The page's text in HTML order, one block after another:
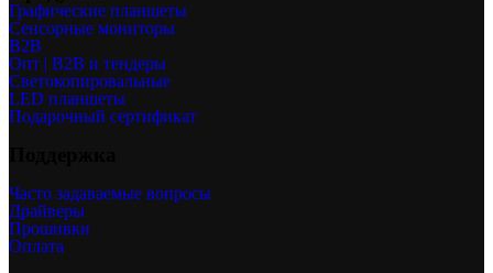
Графические планшеты
Сенсорные мониторы
B2B
Опт | B2B и тендеры
Светокопировальные
LED планшеты
Подарочный сертификат
Часто задаваемые вопросы
Драйверы
Прошивки
Оплата